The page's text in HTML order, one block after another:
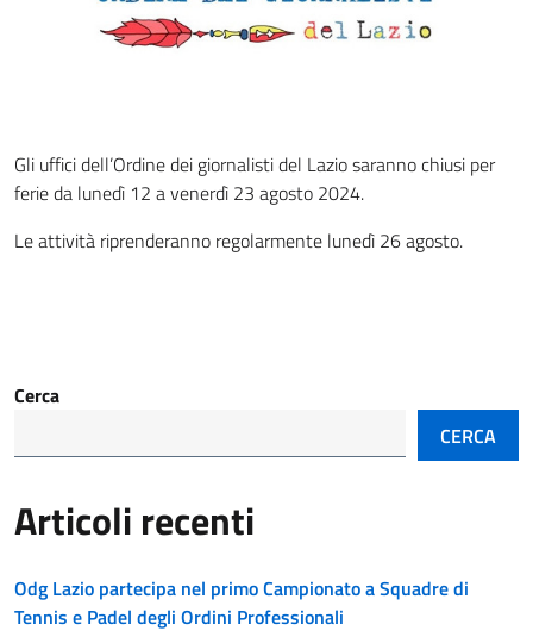
Gli uffici dell’Ordine dei giornalisti del Lazio saranno chiusi per
ferie da lunedì 12 a venerdì 23 agosto 2024.
Le attività riprenderanno regolarmente lunedì 26 agosto.
Cerca
CERCA
Articoli recenti
Odg Lazio partecipa nel primo Campionato a Squadre di
Tennis e Padel degli Ordini Professionali